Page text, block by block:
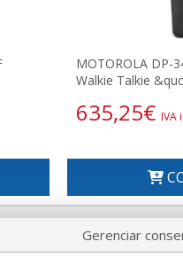
MOTOROLA DP-
Walkie Talkie
635,25€ IVA
Gerenciar